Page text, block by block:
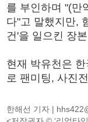
를 부인하며 "(만
다"고 말했지만,
건'을 일으킨 장
현재 박유천은
로 팬미팅, 사진
한해선 기자 |